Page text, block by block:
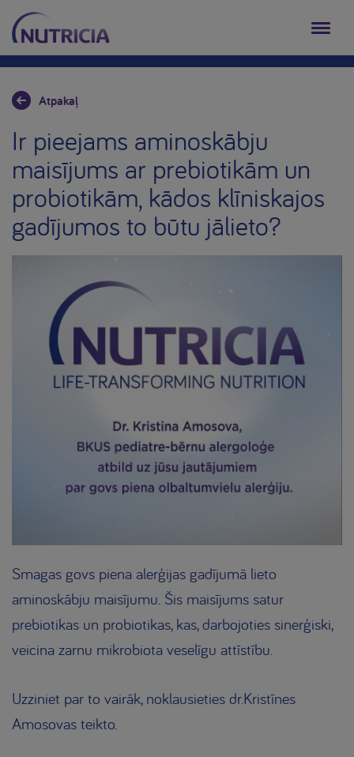
Atpakaļ
Ir pieejams aminoskābju
maisījums ar prebiotikām un
probiotikām, kādos klīniskajos
gadījumos to būtu jālieto?
Smagas govs piena alerģijas gadījumā lieto
aminoskābju maisījumu. Šis maisījums satur
prebiotikas un probiotikas, kas, darbojoties sinerģiski,
veicina zarnu mikrobiota veselīgu attīstību.
Uzziniet par to vairāk, noklausieties dr.Kristīnes
Amosovas teikto.